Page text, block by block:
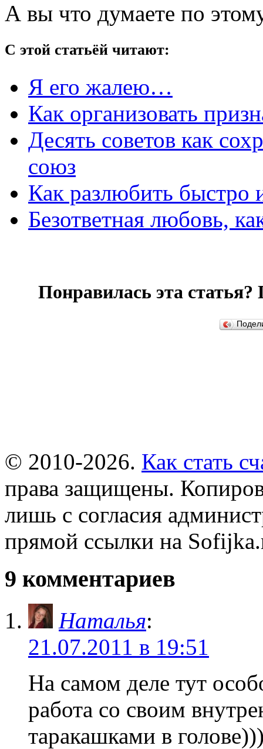
А вы что думаете по
С этой статьёй читают:
Я его жалею…
Как организовать
Десять советов как
союз
Как разлюбить быстро
Безответная любовь,
Понравилась эта
© 2010-2026. Как стать
права защищены.
лишь с согласия
прямой ссылки на
9 комментариев
Наталья:
21.07.2011 в 19:51
На самом деле тут
работа со своим
таракашками в